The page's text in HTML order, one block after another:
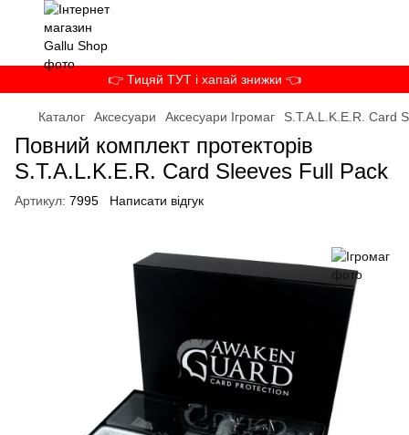
👉 Тицяй ТУТ і хапай знижки 👈
Каталог Аксесуари Аксесуари Ігромаг S.T.A.L.K.E.R. Card
Повний комплект протекторів
S.T.A.L.K.E.R. Card Sleeves Full Pack
Артикул: 7995 Написати відгук